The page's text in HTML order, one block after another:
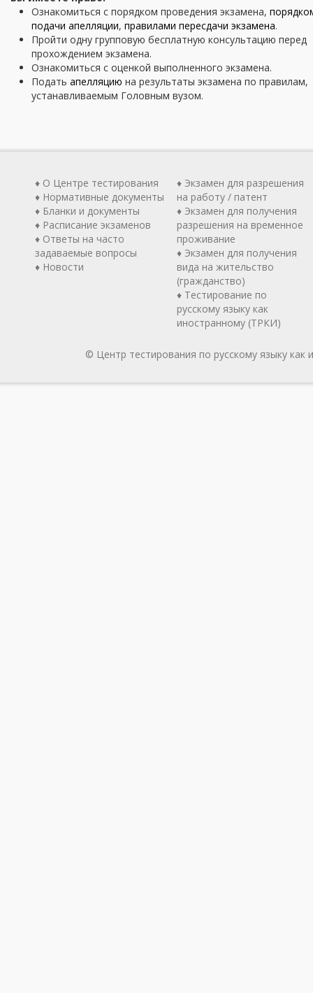
Ознакомиться с порядком проведения экзамена,
подачи апелляции, правилами пересдачи экзамена.
Пройти одну групповую бесплатную консультацию перед
прохождением экзамена.
Ознакомиться с оценкой выполненного экзамена.
Подать апелляцию на результаты экзамена по правилам,
устанавливаемым Головным вузом.
♦ О Центре тестирования
♦ Нормативные документы
♦ Бланки и документы
♦ Расписание экзаменов
♦ Ответы на часто
задаваемые вопросы
♦ Новости
♦ Экзамен для разрешения
на работу / патент
♦ Экзамен для получения
разрешения на временное
проживание
♦ Экзамен для получения
вида на жительство
(гражданство)
♦ Тестирование по
русскому языку как
иностранному (ТРКИ)
© Центр тестирования по русскому языку как